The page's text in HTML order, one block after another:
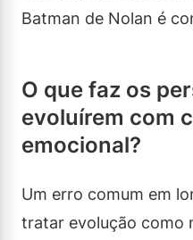
Batman de Nolan é
O que faz os
evoluírem com
emocional?
Um erro comum em
tratar evolução como